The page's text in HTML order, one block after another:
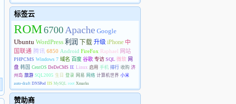
标签云
ROM6700 Apache Google
Ubuntu WordPress 利润 下载 升级 iPhone 中
国联通 腾讯 6850 Android FireFox Raphael 网站
PHPCMS Windows 7 域名 百度 谷歌 专访 SQL 微软 网
盘 韩国 CentOS DeDeCMS IE Linux 启用 手机 排行 收购 济
州岛 旅游 SQL2005 生日 登录 网易 网络 计算机世界 小米
auto-draft DNSPod IIS MySQL root Xmarks
赞助商